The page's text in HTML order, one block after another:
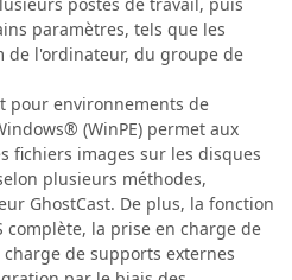
paramètres, tels que les
de l'ordinateur, du groupe de
pour environnements de
(WinPE) permet aux
fichiers images sur les disques
plusieurs méthodes,
GhostCast. De plus, la fonction
complète, la prise en charge de
de supports externes